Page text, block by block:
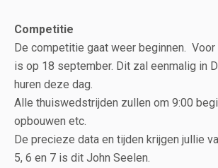
Competitie
De competitie gaat weer beginnen.
is op 18 september. Dit zal eenmalig in
huren deze dag.
Alle thuiswedstrijden zullen om 9:00
opbouwen etc.
De precieze data en tijden krijgen jullie
5, 6 en 7 is dit John Seelen.